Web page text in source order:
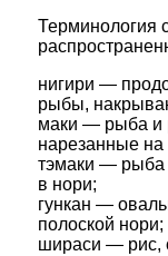
Терминология
нигири —
рыбы,
маки — рыба и
нарезанные на
тэмаки — рыба
в нори;
гункан —
полоской нори;
шираси — рис,